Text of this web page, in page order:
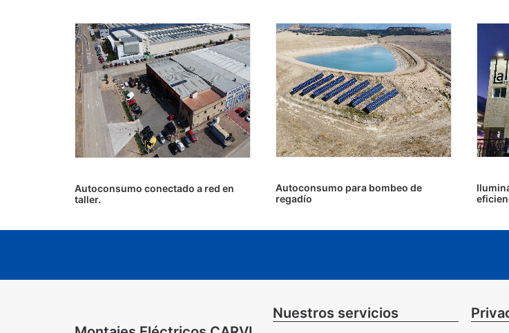
Autoconsumo conectado a red en
taller.
Autoconsumo para bombeo de
regadío
Nuestros servicios